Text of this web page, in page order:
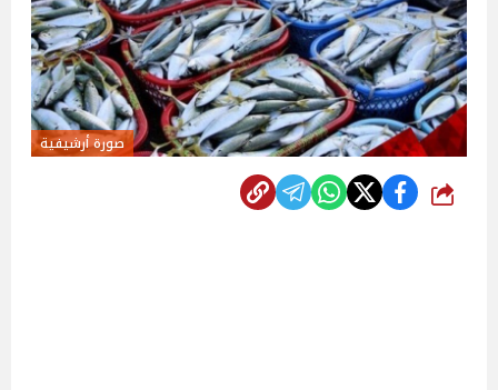
صورة أرشيفية
شارك